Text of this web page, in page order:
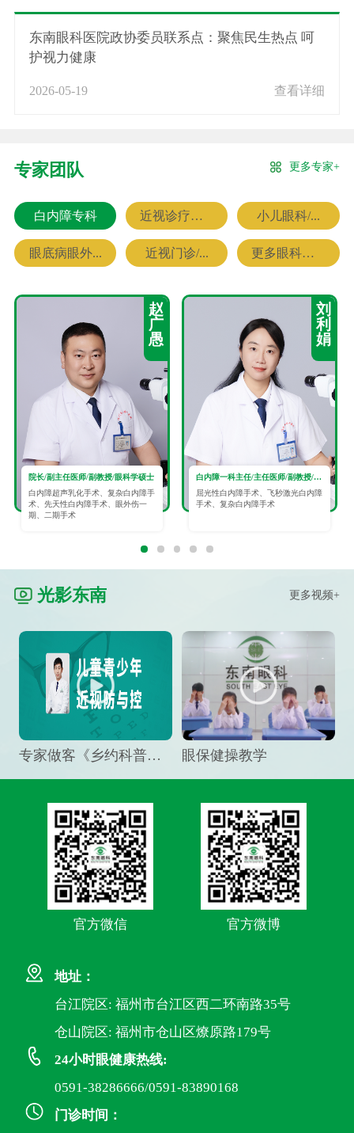
东南眼科医院政协委员联系点：聚焦民生热点 呵
护视力健康
2026-05-19 查看详细
专家团队 更多专家+
白内障专科 近视诊疗专科 小儿眼科/...
眼底病眼外... 近视门诊/... 更多眼科专家
赵
广
愚
院长/副主任医师/副教授/眼科学硕士
白内障超声乳化手术、复杂白内障手
术、先天性白内障手术、眼外伤一
期、二期手术
刘
利
娟
白内障一科主任/主任医师/副教授/眼科学硕士
屈光性白内障手术、飞秒激光白内障
手术、复杂白内障手术
光影东南 更多视频+
专家做客《乡约科普》栏目，预防孩子近视竟然这么“简单” 眼保健操教学
官方微信 官方微博
地址：
台江院区: 福州市台江区西二环南路35号
仓山院区: 福州市仓山区燎原路179号
24小时眼健康热线:
0591-38286666/0591-83890168
门诊时间：